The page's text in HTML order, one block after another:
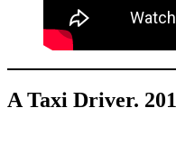
A Taxi Driver.